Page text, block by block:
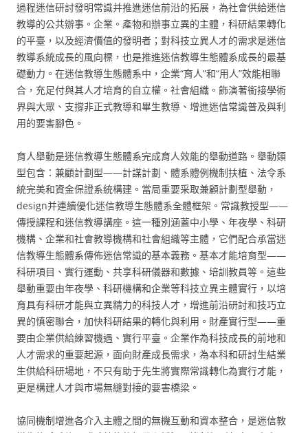
過程迷信研討發明常識并推進迷信前沿的拓展，為社會供給迷信
教導的公共辦事。企業。產物和辦事立異的主體，科研結果轉化
的平臺，以及經濟價值的發明者；對科技立異人才的需求是迷信
教導系統成長的風向標，也是推進迷信教導生態體系成長的最基
礎動力。在迷信教導生態體系中，企業“育人”和“用人”效能相聯
合，充足付與其人才培育的自立權。社會組織。飾演著銜接學術
界與大眾、支撐非正式教導和畢生教導、增進迷信常識普及與利
用的要害腳色。
育人舉動是迷信教導生態體系完成育人效能的舉動道路。舉動類
型包含：兼顧計劃型——計謀計劃、體系體例機制扶植、法令系
統完美和資金保證系統構建。當局重要采取兼顧計劃型舉動，
design并連續優化迷信教導生態體系全體框架。常識教授型——
傳授課程和迷信教導講座。這一種別涵蓋中小學、年夜學、科研
機構、企業和社會教導機構和社會組織等主體，它們配合承當迷
信教導生態體系傳佈迷信常識的基本義務。基本才能培育型——
科研項目、實行運動、共享科研儀器和數據、培訓教員等。這些
舉動重要由年夜學、科研機構和企業等科技立異主體實行，以培
育具有科研才能與立異精力的科技人才，增進前沿研討和技巧立
異的慎密聯合，加快科研結果的轉化與利用。財產實行型——重
要由企業供給練習機遇、實行平臺。企業作為科技成長的前地和
人才需求的重要起源，面向財產成長需求，為本科和研討生結業
生供給科研場地，不只有助于先生將實際常識轉化為實行才能，
更是構建人才與市場無縫對接的要害橋梁。
協同機制增進各介入主體之間的無機互動和資本整合，是迷信教